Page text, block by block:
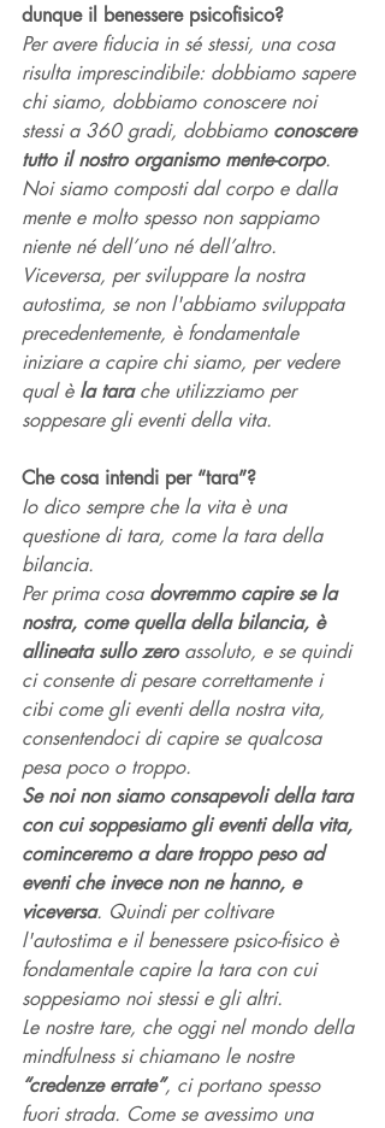
dunque il benessere psicofisico?
Per avere fiducia in sé stessi, una cosa
risulta imprescindibile: dobbiamo sapere
chi siamo, dobbiamo conoscere noi
stessi a 360 gradi, dobbiamo conoscere
tutto il nostro organismo mente-corpo.
Noi siamo composti dal corpo e dalla
mente e molto spesso non sappiamo
niente né dell’uno né dell’altro.
Viceversa, per sviluppare la nostra
autostima, se non l'abbiamo sviluppata
precedentemente, è fondamentale
iniziare a capire chi siamo, per vedere
qual è la tara che utilizziamo per
soppesare gli eventi della vita.
Che cosa intendi per “tara”?
Io dico sempre che la vita è una
questione di tara, come la tara della
bilancia.
Per prima cosa dovremmo capire se la
nostra, come quella della bilancia, è
allineata sullo zero assoluto, e se quindi
ci consente di pesare correttamente i
cibi come gli eventi della nostra vita,
consentendoci di capire se qualcosa
pesa poco o troppo.
Se noi non siamo consapevoli della tara
con cui soppesiamo gli eventi della vita,
cominceremo a dare troppo peso ad
eventi che invece non ne hanno, e
viceversa. Quindi per coltivare
l'autostima e il benessere psico-fisico è
fondamentale capire la tara con cui
soppesiamo noi stessi e gli altri.
Le nostre tare, che oggi nel mondo della
mindfulness si chiamano le nostre
“credenze errate”, ci portano spesso
fuori strada. Come se avessimo una